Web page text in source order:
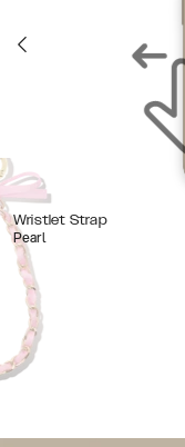
Wristlet Strap
Pearl